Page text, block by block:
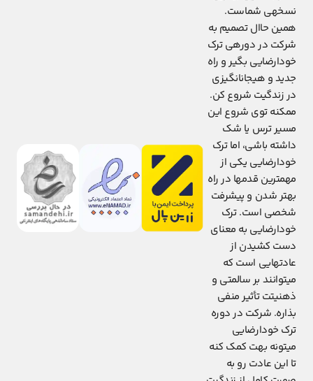
نسخهی شماست.
همین حاال تصمیم به
شرکت در دورهی ترک
خودارضایی بگیر و راه
جدید و هیجانانگیزی
در زندگیت شروع کن.
ممکنه توی شروع این
مسیر ترس یا شک
داشته باشی، اما ترک
خودارضایی یکی از
مهمترین قدمها در راه
بهتر شدن و پیشرفت
شخصی است. ترک
خودارضایی به معنای
دست کشیدن از
عادتهایی است که
میتوانند بر سالمتی و
ذهنیتت تأثیر منفی
بذاره. شرکت در دوره
ترک خودارضایی
میتونه بهت کمک کنه
تا این عادت رو به